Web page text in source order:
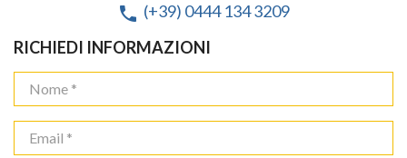
phone (+39) 0444 134 3209
RICHIEDI INFORMAZIONI